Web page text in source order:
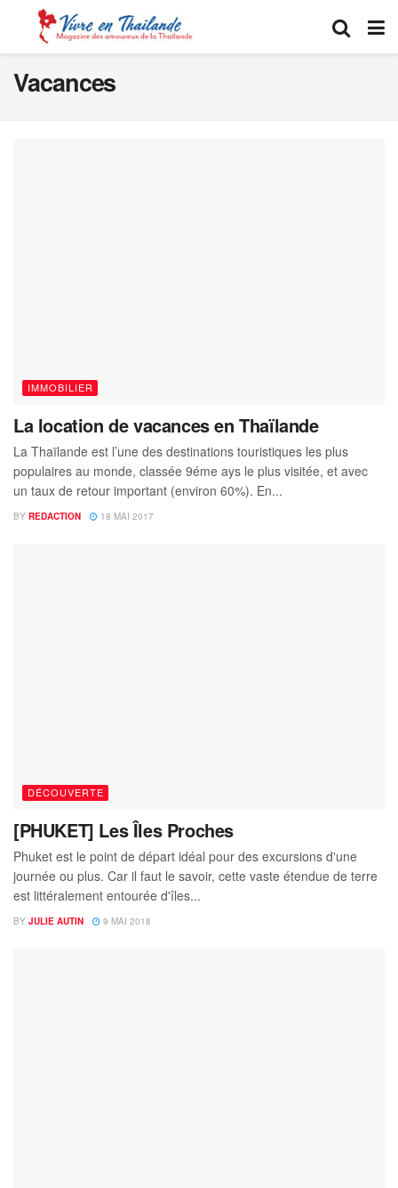
Vacances
IMMOBILIER
La location de vacances en Thaïlande
La Thaïlande est l’une des destinations touristiques les plus
populaires au monde, classée 9éme ays le plus visitée, et avec
un taux de retour important (environ 60%). En...
BY REDACTION 18 MAI 2017
DÉCOUVERTE
[PHUKET] Les Îles Proches
Phuket est le point de départ idéal pour des excursions d'une
journée ou plus. Car il faut le savoir, cette vaste étendue de terre
est littéralement entourée d'îles...
BY JULIE AUTIN 9 MAI 2018